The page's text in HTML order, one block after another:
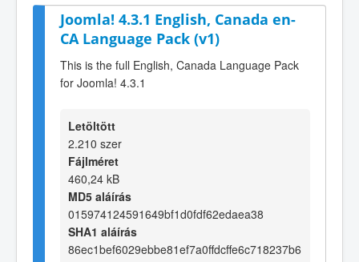
Joomla! 4.3.1 English, Canada en-
CA Language Pack (v1)
This is the full English, Canada Language Pack
for Joomla! 4.3.1
Letöltött
2.210 szer
Fájlméret
460,24 kB
MD5 aláírás
015974124591649bf1d0fdf62edaea38
SHA1 aláírás
86ec1bef6029ebbe81ef7a0ffdcffe6c718237b6